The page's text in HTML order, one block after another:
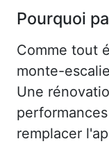
Pourquoi
Comme tout
monte-
Une
remplacer